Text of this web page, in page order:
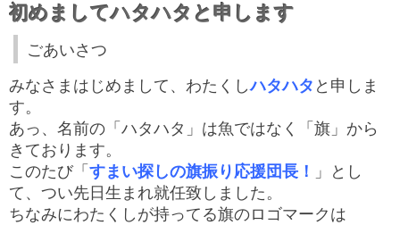
初めましてハタハタと申します
ごあいさつ
みなさまはじめまして、わたくしハタハタ と申しま
す。
あっ、名前の「ハタハタ」は魚ではなく「旗」から
きております。
このたび「 すまい探しの旗振り応援団長！
」とし
て、つい先日生まれ就任致しました。
ちなみにわたくしが持ってる旗のロゴマークは